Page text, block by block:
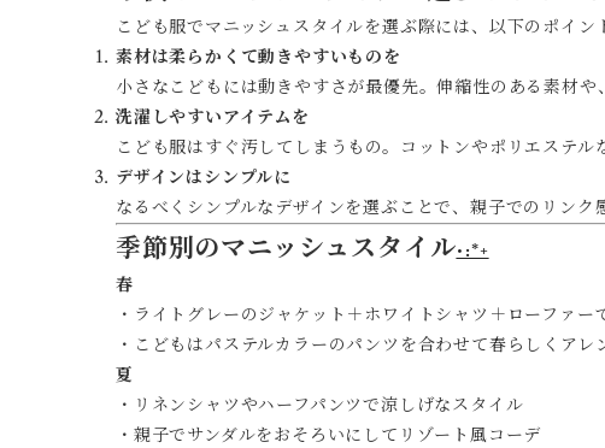
こども服でマニッシュスタイルを選ぶ際には、以下のポイ
素材は柔らかくて動きやすいものを
小さなこどもには動きやすさが最優先。伸縮性のある素材
洗濯しやすいアイテムを
こども服はすぐ汚してしまうもの。コットンやポリエステル
デザインはシンプルに
なるべくシンプルなデザインを選ぶことで、親子でのリン
季節別のマニッシュスタイル･:*+
春
・ライトグレーのジャケット＋ホワイトシャツ＋ローファー
・こどもはパステルカラーのパンツを合わせて春らしくアレ
夏
・リネンシャツやハーフパンツで涼しげなスタイル
・親子でサンダルをおそろいにしてリゾート風コーデ